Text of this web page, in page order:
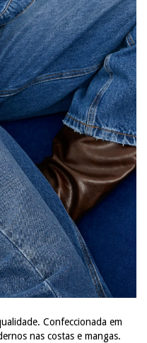
Confeccionada em
nas costas e mangas.